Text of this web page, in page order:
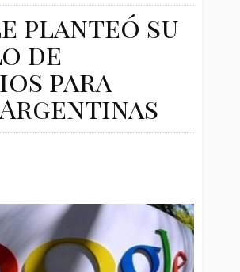
planteó su
de
para
Argentinas